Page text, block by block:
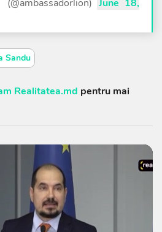
June 18,
Sandu
Realitatea.md pentru mai